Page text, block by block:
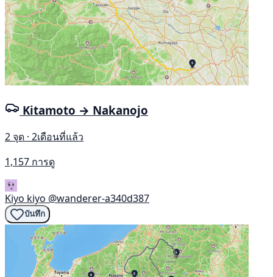
Kitamoto → Nakanojo
2 จุด · 2เดือนที่แล้ว
1,157 การดู
Kiyo kiyo @wanderer-a340d387
บันทึก